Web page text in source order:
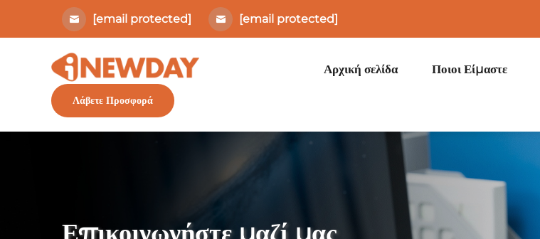
[email protected] [email protected]
Αρχική σελίδα Ποιοι Είμαστε
Λάβετε Προσφορά